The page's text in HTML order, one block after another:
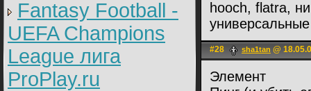
Fantasy Football -
UEFA Champions
League лига
ProPlay.ru
hooch, flatra,
#28 sha1tan @
Элемент